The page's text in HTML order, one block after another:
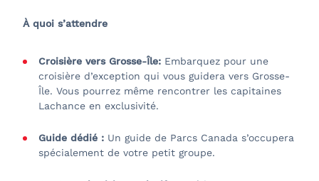
À quoi s’attendre
Croisière vers Grosse-Île: Embarquez pour une
croisière d’exception qui vous guidera vers Grosse-
Île. Vous pourrez même rencontrer les capitaines
Lachance en exclusivité.
Guide dédié : Un guide de Parcs Canada s’occupera
spécialement de votre petit groupe.